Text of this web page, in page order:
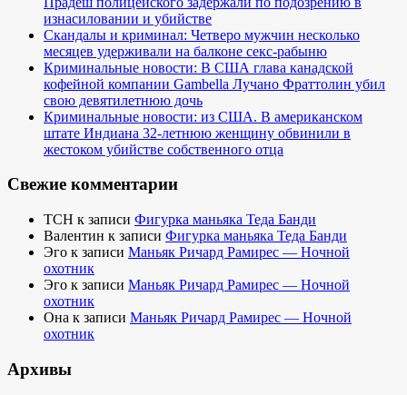
изнасиловании и убийстве
Скандалы и криминал: Четверо мужчин несколько
месяцев удерживали на балконе секс-рабыню
Криминальные новости: В США глава канадской
кофейной компании Gambella Лучано Фраттолин убил
свою девятилетнюю дочь
Криминальные новости: из США. В американском
штате Индиана 32-летнюю женщину обвинили в
жестоком убийстве собственного отца
Свежие комментарии
TCH к записи Фигурка маньяка Теда Банди
Валентин к записи Фигурка маньяка Теда Банди
Эго к записи Маньяк Ричард Рамирес — Ночной
охотник
Эго к записи Маньяк Ричард Рамирес — Ночной
охотник
Она к записи Маньяк Ричард Рамирес — Ночной
охотник
Архивы